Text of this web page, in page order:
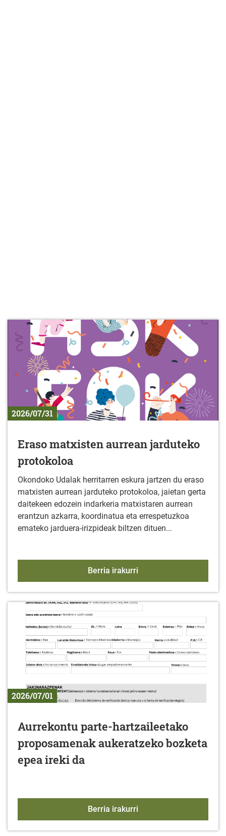
2026/07/31
Eraso matxisten aurrean jarduteko
protokoloa
Okondoko Udalak herritarren eskura jartzen du eraso
matxisten aurrean jarduteko protokoloa, jaietan gerta
daitekeen edozein indarkeria matxistaren aurrean
erantzun azkarra, koordinatua eta errespetuzkoa
emateko jarduera-irizpideak biltzen dituen...
Berria irakurri
2026/07/01
Aurrekontu parte-hartzaileetako
proposamenak aukeratzeko bozketa
epea ireki da
Berria irakurri